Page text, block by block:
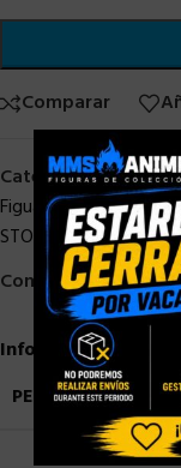
Comparar
Categorías:Bandai,
Figuarts,SH Figuarts
STOCK/DISPONIBLE
Compartir:
Información
PESO